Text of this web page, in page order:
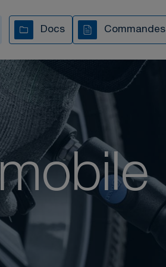
TOUTES NOS VIDÉOS
Docs Commandes